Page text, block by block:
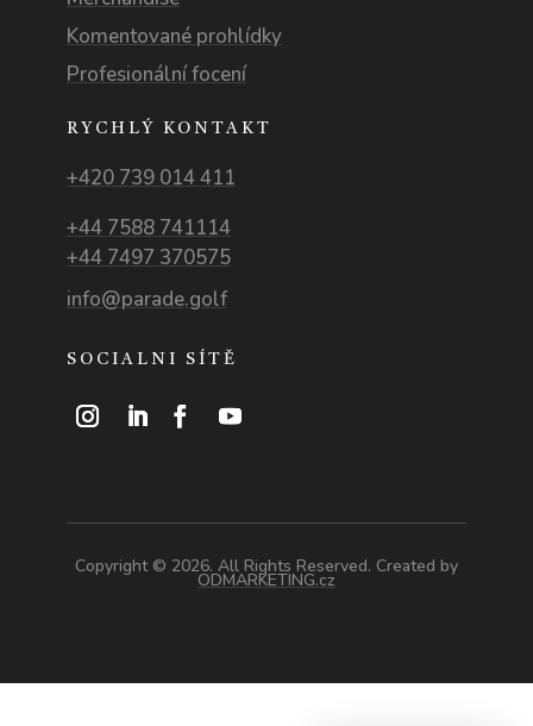
Komentované prohlídky
Profesionální focení
RYCHLÝ KONTAKT
+420 739 014 411
+44 7588 741114
+44 7497 370575
info@parade.golf
SOCIALNI SÍTĚ
Copyright © 2026. All Rights Reserved. Created by
ODMARKETING.cz